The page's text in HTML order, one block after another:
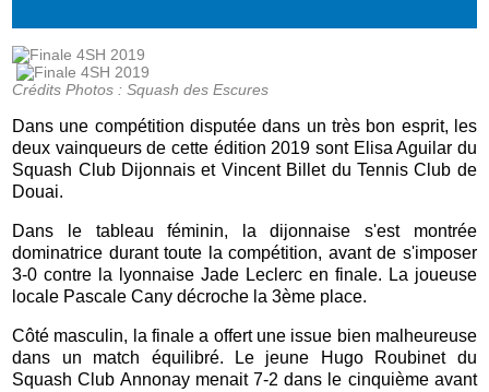
Crédits Photos : Squash des Escures
Dans une compétition disputée dans un très bon esprit, les
deux vainqueurs de cette édition 2019 sont Elisa Aguilar du
Squash Club Dijonnais et Vincent Billet du Tennis Club de
Douai.
Dans le tableau féminin, la dijonnaise s'est montrée
dominatrice durant toute la compétition, avant de s'imposer
3-0 contre la lyonnaise Jade Leclerc en finale. La joueuse
locale Pascale Cany décroche la 3ème place.
Côté masculin, la finale a offert une issue bien malheureuse
dans un match équilibré. Le jeune Hugo Roubinet du
Squash Club Annonay menait 7-2 dans le cinquième avant